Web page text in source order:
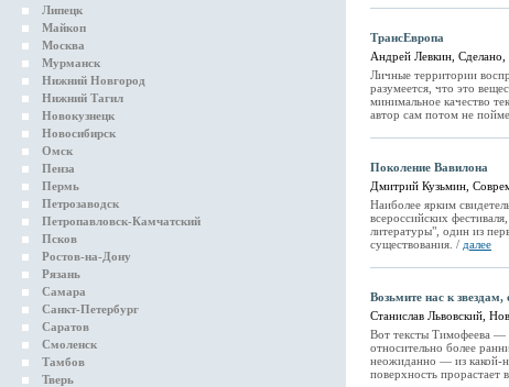
Липецк
Майкоп
Москва
Мурманск
Нижний Новгород
Нижний Тагил
Новокузнецк
Новосибирск
Омск
Пенза
Пермь
Петрозаводск
Петропавловск-Камчатский
Псков
Ростов-на-Дону
Рязань
Самара
Санкт-Петербург
Саратов
Смоленск
Тамбов
Тверь
ТрансЕвропа
Андрей Левкин,
Личные территории
разумеется, что это
минимальное качество
автор сам потом не
Поколение Вавилона
Дмитрий Кузьмин,
Наиболее ярким
всероссийских
литературы", один из
существования. / далее
Возьмите нас к звездам,
Станислав Львовский,
Вот тексты Тимофеева —
относительно более
неожиданно — из какой-
поверхность прорастает